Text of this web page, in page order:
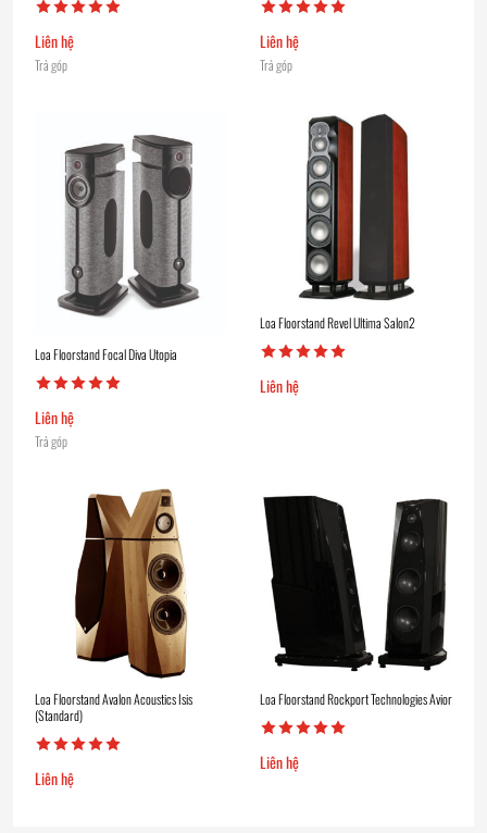
Liên hệ
Trả góp
Liên hệ
Trả góp
Loa Floorstand Focal Diva Utopia
Liên hệ
Trả góp
Loa Floorstand Revel Ultima Salon2
Liên hệ
Loa Floorstand Avalon Acoustics Isis
(Standard)
Liên hệ
Loa Floorstand Rockport Technologies Avior
Liên hệ